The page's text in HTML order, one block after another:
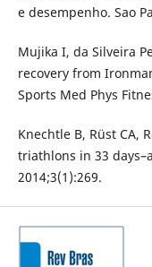
e desempenho. Sao
Mujika I, da Silveira
recovery from
Sports Med Phys
Knechtle B, Rüst CA,
triathlons in 33
2014;3(1):269.